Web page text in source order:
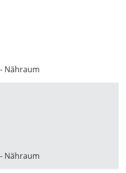
Nähraum
Nähraum